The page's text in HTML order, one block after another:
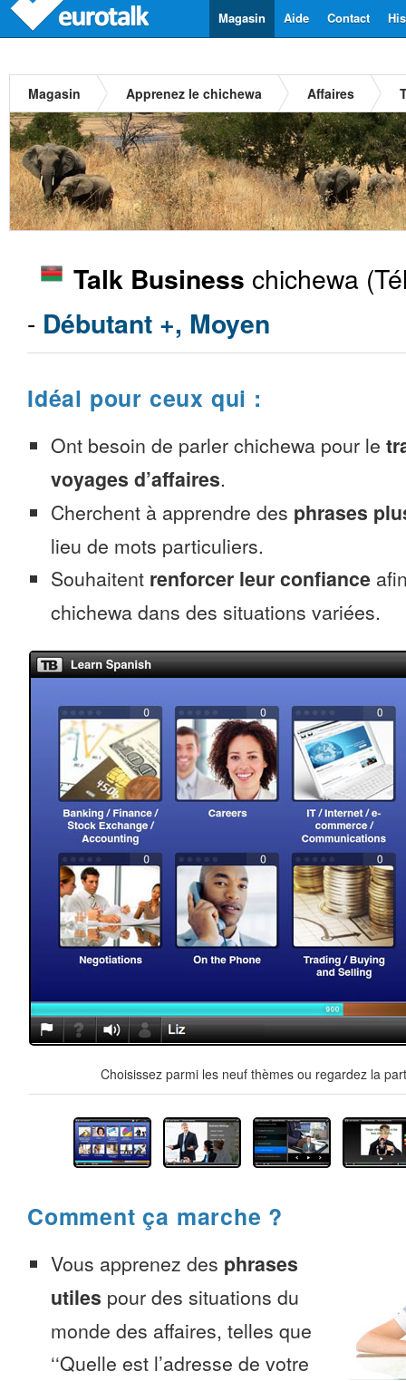
Contact
Aide
Magasin
Magasin Apprenez le chichewa Affaires
Talk Business chichewa
- Débutant +, Moyen
Idéal pour ceux qui :
Ont besoin de parler chichewa pour le
voyages d’affaires.
Cherchent à apprendre des phrases
lieu de mots particuliers.
Souhaitent renforcer leur confiance
chichewa dans des situations variées.
Choisissez parmi les neuf thèmes ou regardez la
Comment ça marche ?
Vous apprenez des phrases
utiles pour des situations du
monde des affaires, telles que
‘‘Quelle est l’adresse de votre